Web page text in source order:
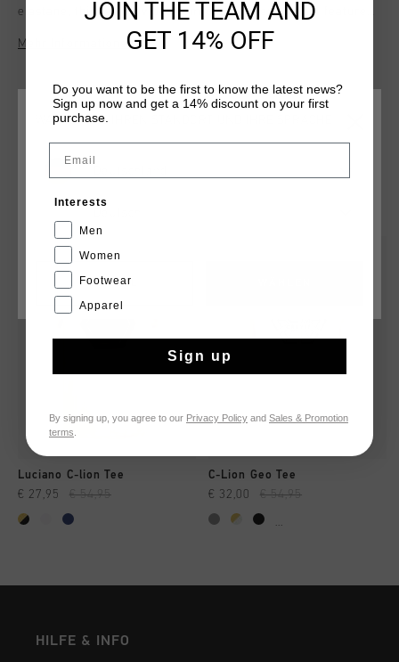
elastane, this tee provides comfort and flexibility. It features
a bold print artwork on the chest, adding a unique touch to
your wardrobe. Perfect for everyday wear, this tee combines
and essential piece for any casual outfit.
Mehr Informationen
DAS KÖNNTE IHNEN AUCH GEFALLEN
Luciano C-lion Tee
€ 27,95 € 54,95
C-Lion Geo Tee
€ 32,00 € 54,95
...
HILFE & INFO
WÄHLEN SIE IHREN STANDORT UND IHRE SPRACHE
CANCEL
JOIN THE TEAM AND
GET 14% OFF
Do you want to be the first to know the latest news?
Sign up now and get a 14% discount on your first
purchase.
Interests
Men
Women
Footwear
Apparel
Sign up
By signing up, you agree to our Privacy Policy and Sales & Promotion
terms